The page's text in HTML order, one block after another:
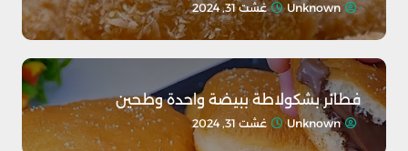
Unknown غشت 31, 2024
فطائر بشكولاطة ببيضة واحدة وطحين
Unknown غشت 31, 2024